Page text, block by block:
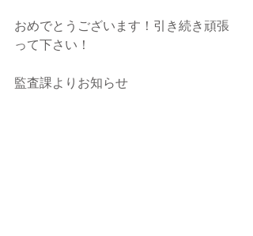
おめでとうございます！引き続き頑張
って下さい！
監査課よりお知らせ